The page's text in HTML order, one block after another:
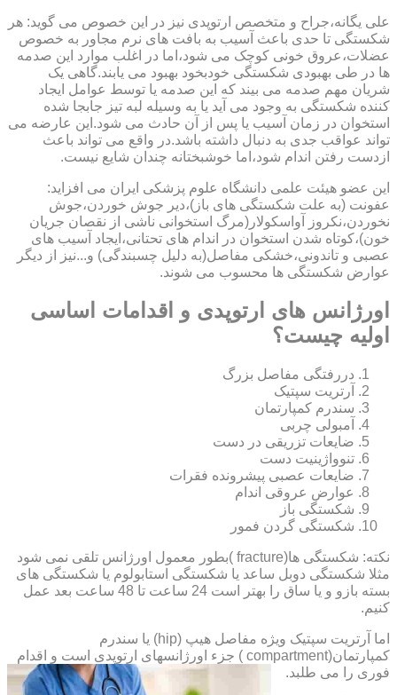
علی یگانه،جراح و متخصص ارتوپدی نیز در این خصوص می گوید: هر
شکستگی تا حدی باعث آسیب به بافت های نرم مجاور به خصوص
عضلات،عروق خونی کوچک می شود،اما در اغلب موارد این صدمه
ها در طی بهبودی شکستگی خودبخود بهبود می یابند.گاهی یک
شریان مهم صدمه می بیند که این صدمه یا توسط عوامل ایجاد
کننده شکستگی به وجود می آید یا به وسیله لبه تیز جابجا شده
استخوان در زمان آسیب یا پس از آن حادث می شود.این عارضه می
تواند عواقب جدی به دنبال داشته باشد.در واقع می تواند باعث
ازدست رفتن اندام شود،اما خوشبختانه چندان شایع نیست.
این عضو هیئت علمی دانشگاه علوم پزشکی ایران می افزاید:
عفونت (به علت شکستگی های باز)،دیر جوش خوردن،جوش
نخوردن،نکروز آواسکولار(مرگ استخوانی ناشی از نقصان جریان
خون)،کوتاه شدن استخوان در اندام های تحتانی،ایجاد آسیب های
عصبی و تاندونی،خشکی مفاصل(به دلیل چسبندگی) و...نیز از دیگر
عوارض شکستگی ها محسوب می شوند.
اورژانس های ارتوپدی و اقدامات اساسی
اولیه چیست؟
دررفتگی مفاصل بزرگ
آرتریت سپتیک
سندرم کمپارتمان
آمبولی چربی
ضایعات تزریقی در دست
تنوواژینیت دست
ضایعات عصبی پیشرونده فقرات
عوارض عروقی اندام
شکستگی باز
شکستگی گردن فمور
نکته: شکستگی ها(fracture )بطور معمول اورژانس تلقی نمی شود
مثلا شکستگی دوبل ساعد یا شکستگی استابولوم یا شکستگی های
بسته بازو و یا ساق را بهتر است 24 ساعت تا 48 ساعت بعد عمل
کنیم.
اما آرتریت سپتیک ویژه مفاصل هیپ (hip) یا سندرم
کمپارتمان(compartment ) جزء اورژانسهای ارتوپدی است و اقدام
فوری را می طلبد.